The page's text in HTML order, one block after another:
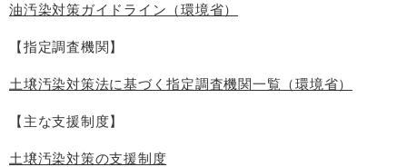
油汚染対策ガイドライン（環境省）
【指定調査機関】
土壌汚染対策法に基づく指定調査機関一覧（環境省）
【主な支援制度】
土壌汚染対策の支援制度